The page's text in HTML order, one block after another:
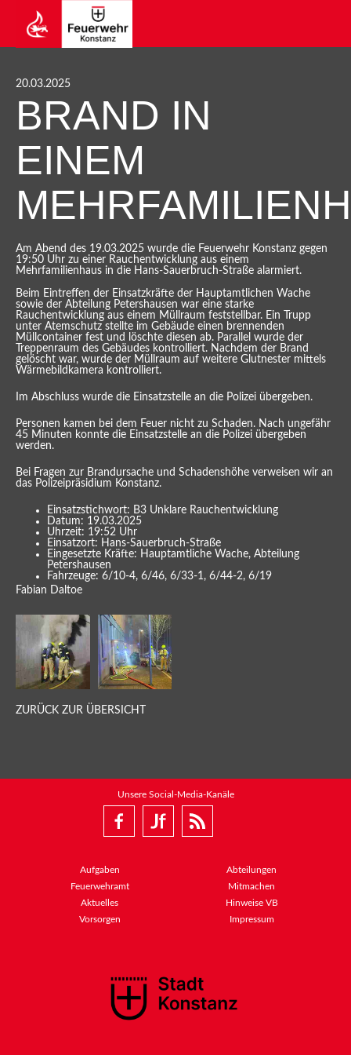
20.03.2025
BRAND IN
EINEM
Am Abend des 19.03.2025 wurde die Feuerwehr Konstanz gegen
19:50 Uhr zu einer Rauchentwicklung aus einem
Mehrfamilienhaus in die Hans-Sauerbruch-Straße alarmiert.
Beim Eintreffen der Einsatzkräfte der Hauptamtlichen Wache
sowie der Abteilung Petershausen war eine starke
Rauchentwicklung aus einem Müllraum feststellbar. Ein Trupp
unter Atemschutz stellte im Gebäude einen brennenden
Müllcontainer fest und löschte diesen ab. Parallel wurde der
Treppenraum des Gebäudes kontrolliert. Nachdem der Brand
gelöscht war, wurde der Müllraum auf weitere Glutnester mittels
Wärmebildkamera kontrolliert.
Im Abschluss wurde die Einsatzstelle an die Polizei übergeben.
Personen kamen bei dem Feuer nicht zu Schaden. Nach ungefähr
45 Minuten konnte die Einsatzstelle an die Polizei übergeben
werden.
Bei Fragen zur Brandursache und Schadenshöhe verweisen wir an
das Polizeipräsidium Konstanz.
Einsatzstichwort: B3 Unklare Rauchentwicklung
Datum: 19.03.2025
Uhrzeit: 19:52 Uhr
Einsatzort: Hans-Sauerbruch-Straße
Eingesetzte Kräfte: Hauptamtliche Wache, Abteilung
Petershausen
Fahrzeuge: 6/10-4, 6/46, 6/33-1, 6/44-2, 6/19
Fabian Daltoe
ZURÜCK ZUR ÜBERSICHT
Unsere Social-Media-Kanäle
Aufgaben
Abteilungen
Feuerwehramt
Mitmachen
Aktuelles
Hinweise VB
Vorsorgen
Impressum